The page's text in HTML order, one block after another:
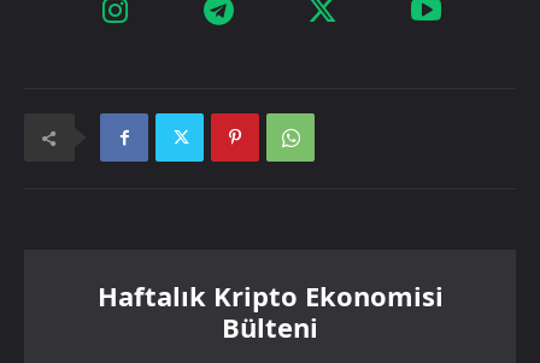
Haftalık Kripto Ekonomisi
Bülteni